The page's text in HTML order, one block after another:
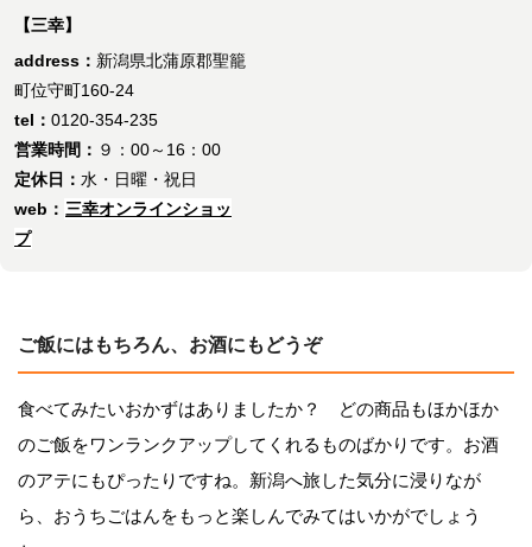
【三幸】
address： 新潟県北蒲原郡聖籠
町位守町160-24
tel： 0120-354-235
営業時間： ９：00～16：00
定休日： 水・日曜・祝日
web： 三幸オンラインショッ
プ
ご飯にはもちろん、お酒にもどうぞ
食べてみたいおかずはありましたか？ どの商品もほかほか
のご飯をワンランクアップしてくれるものばかりです。お酒
のアテにもぴったりですね。新潟へ旅した気分に浸りなが
ら、おうちごはんをもっと楽しんでみてはいかがでしょう